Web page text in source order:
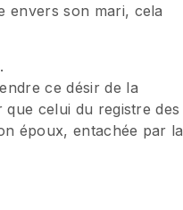
envers son mari, cela
ce désir de la
celui du registre des
époux, entachée par la